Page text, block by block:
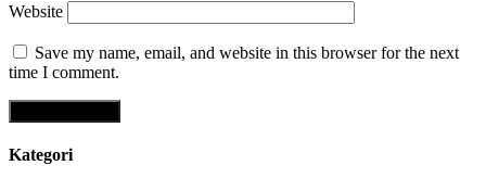
Website
Save my name, email, and website in this browser for the next
time I comment.
Kategori